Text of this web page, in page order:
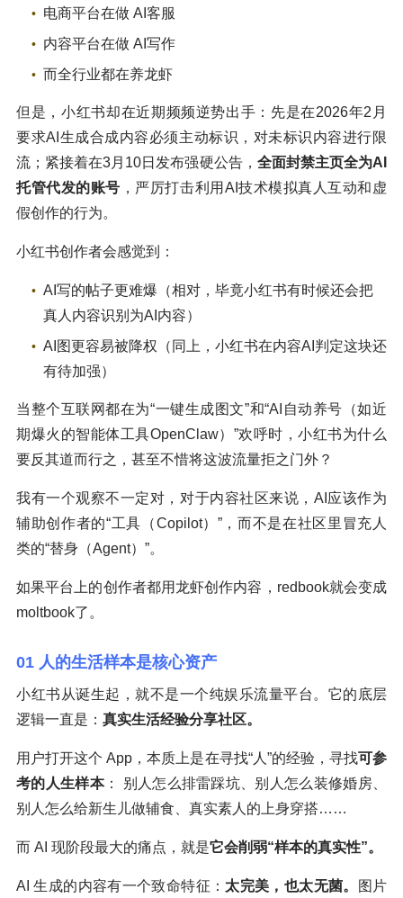
电商平台在做 AI客服
内容平台在做 AI写作
而全行业都在养龙虾
但是，小红书却在近期频频逆势出手：先是在2026年2月
要求AI生成合成内容必须主动标识，对未标识内容进行限
流；紧接着在3月10日发布强硬公告， 全面封禁主页全为AI
托管代发的账号 ，严厉打击利用AI技术模拟真人互动和虚
假创作的行为。
小红书创作者会感觉到：
AI写的帖子更难爆（相对，毕竟小红书有时候还会把
真人内容识别为AI内容）
AI图更容易被降权（同上，小红书在内容AI判定这块还
有待加强）
当整个互联网都在为“一键生成图文”和“AI自动养号（如近
期爆火的智能体工具OpenClaw）”欢呼时，小红书为什么
要反其道而行之，甚至不惜将这波流量拒之门外？
我有一个观察不一定对，对于内容社区来说，AI应该作为
辅助创作者的“工具（Copilot）”，而不是在社区里冒充人
类的“替身（Agent）”。
如果平台上的创作者都用龙虾创作内容，redbook就会变成
moltbook了。
01 人的生活样本是核心资产
小红书从诞生起，就不是一个纯娱乐流量平台。它的底层
逻辑一直是： 真实生活经验分享社区。
用户打开这个 App，本质上是在寻找“人”的经验，寻找可参
考的人生样本： 别人怎么排雷踩坑、别人怎么装修婚房、
别人怎么给新生儿做辅食、真实素人的上身穿搭……
而 AI 现阶段最大的痛点，就是它会削弱“样本的真实性”。
AI 生成的内容有一个致命特征： 太完美，也太无菌。
图片